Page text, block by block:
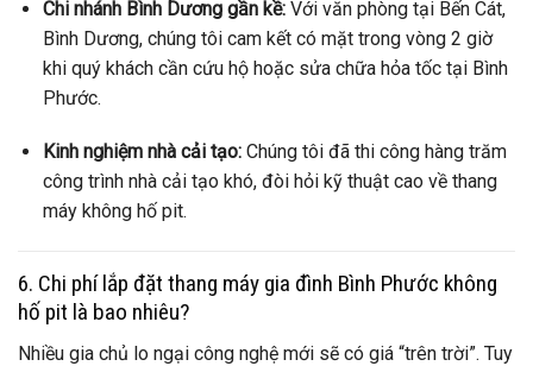
Chi nhánh Bình Dương gần kề:Với văn phòng tại Bến Cát,
Bình Dương, chúng tôi cam kết có mặt trong vòng 2 giờ
khi quý khách cần cứu hộ hoặc sửa chữa hỏa tốc tại Bình
Phước.
Kinh nghiệm nhà cải tạo:Chúng tôi đã thi công hàng trăm
công trình nhà cải tạo khó, đòi hỏi kỹ thuật cao về thang
máy không hố pit.
6. Chi phí lắp đặt thang máy gia đình Bình Phước không
hố pit là bao nhiêu?
Nhiều gia chủ lo ngại công nghệ mới sẽ có giá “trên trời”. Tuy